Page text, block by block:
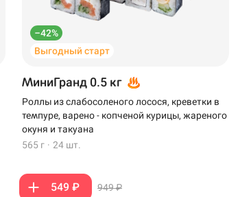
–42%
Выгодный старт
МиниГранд 0.5 кг
Роллы из слабосоленого лосося, креветки в
темпуре, варено - копченой курицы, жареного
окуня и такуана
565 г · 24 шт.
549 ₽ 949 ₽